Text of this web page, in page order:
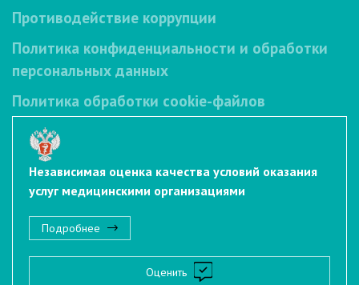
Противодействие коррупции
Политика конфиденциальности и обработки
персональных данных
Политика обработки cookie-файлов
Независимая оценка качества условий оказания
услуг медицинскими организациями
Подробнее
Оценить